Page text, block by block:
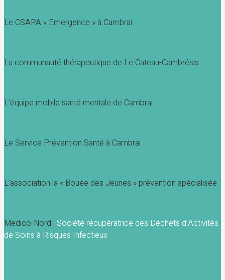
Le CSAPA « Emergence » à Cambrai
La communauté thérapeutique de Le Cateau-Cambrésis
L’équipe mobile santé mentale de Cambrai
Le Service Prévention Santé à Cambrai
L’association la « Bouée des Jeunes » prévention spécialisée
Medico-Nord : Société récupératrice des Déchets d’Activités
de Soins à Risques Infectieux